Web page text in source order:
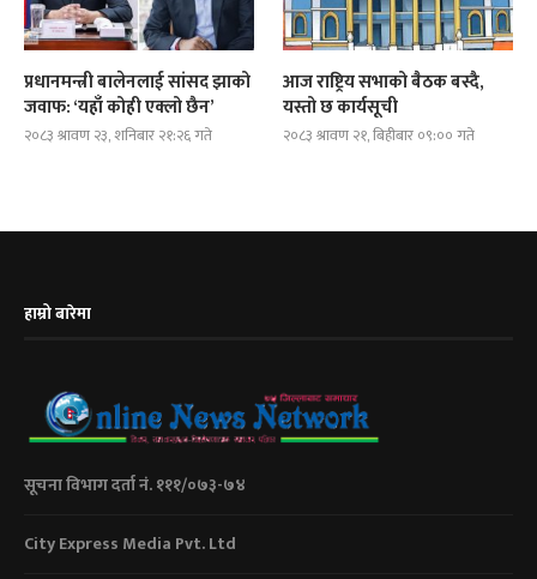
प्रधानमन्त्री बालेनलाई सांसद झाको
जवाफ: ‘यहाँ कोही एक्लो छैन’
२०८३ श्रावण २३, शनिबार २१:२६ गते
आज राष्ट्रिय सभाको बैठक बस्दै,
यस्तो छ कार्यसूची
२०८३ श्रावण २१, बिहीबार ०९:०० गते
हाम्रो बारेमा
सूचना विभाग दर्ता नं. १११/०७३-७४
City Express Media Pvt. Ltd